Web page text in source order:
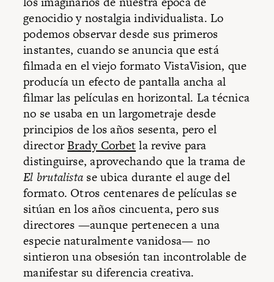
genocidio y nostalgia individualista. Lo
podemos observar desde sus primeros
instantes, cuando se anuncia que está
filmada en el viejo formato VistaVision, que
producía un efecto de pantalla ancha al
filmar las películas en horizontal. La técnica
no se usaba en un largometraje desde
principios de los años sesenta, pero el
directorBrady Corbetla revive para
distinguirse, aprovechando que la trama de
El brutalista se ubica durante el auge del
formato. Otros centenares de películas se
sitúan en los años cincuenta, pero sus
directores —aunque pertenecen a una
especie naturalmente vanidosa— no
sintieron una obsesión tan incontrolable de
manifestar su diferencia creativa.